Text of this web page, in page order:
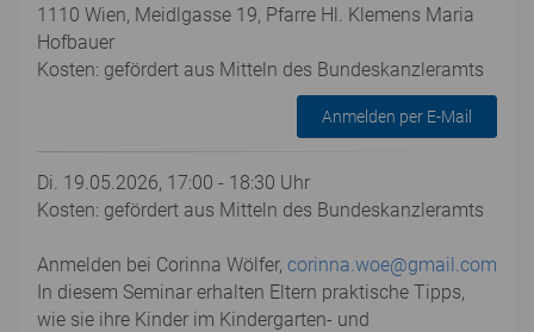
1110 Wien, Meidlgasse 19, Pfarre Hl. Klemens Maria
Hofbauer
Kosten: gefördert aus Mitteln des Bundeskanzleramts
Anmelden per E-Mail
Di. 19.05.2026, 17:00 - 18:30 Uhr
Kosten: gefördert aus Mitteln des Bundeskanzleramts
Anmelden bei Corinna Wölfer, corinna.woe@gmail.com
In diesem Seminar erhalten Eltern praktische Tipps,
wie sie ihre Kinder im Kindergarten- und